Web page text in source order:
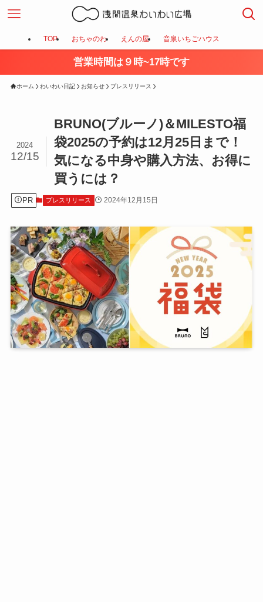
TOP おちゃのわ えんの屋 音泉いちごハウス
営業時間は９時~17時です
ホーム わいわい日記 お知らせ プレスリリース
BRUNO(ブルーノ)＆MILESTO福
袋2025の予約は12月25日まで！
気になる中身や購入方法、お得に
買うには？
2024
12/15
PR プレスリリース 2024年12月15日